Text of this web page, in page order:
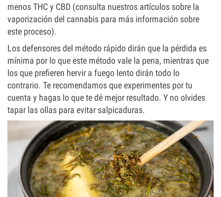
menos THC y CBD (consulta nuestros artículos sobre la
vaporización del cannabis para más información sobre
este proceso).
Los defensores del método rápido dirán que la pérdida es
mínima por lo que este método vale la pena, mientras que
los que prefieren hervir a fuego lento dirán todo lo
contrario. Te recomendamos que experimentes por tu
cuenta y hagas lo que te dé mejor resultado. Y no olvides
tapar las ollas para evitar salpicaduras.